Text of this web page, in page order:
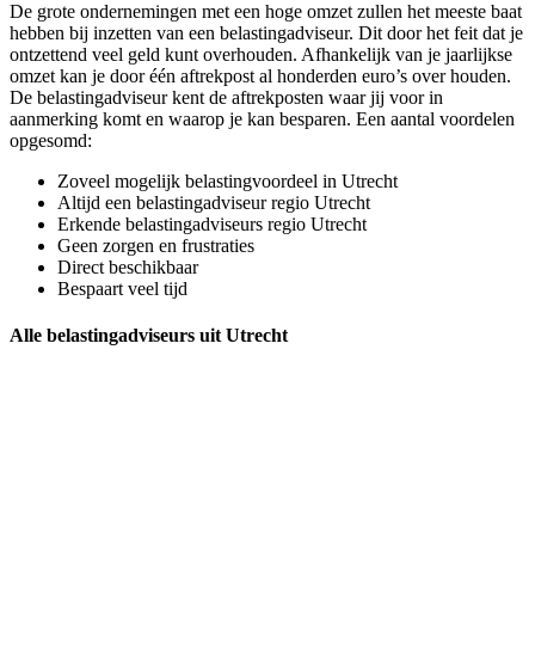
De grote ondernemingen met een hoge omzet zullen het meeste baat
hebben bij inzetten van een belastingadviseur. Dit door het feit dat je
ontzettend veel geld kunt overhouden. Afhankelijk van je jaarlijkse
omzet kan je door één aftrekpost al honderden euro’s over houden.
De belastingadviseur kent de aftrekposten waar jij voor in
aanmerking komt en waarop je kan besparen. Een aantal voordelen
opgesomd:
Zoveel mogelijk belastingvoordeel in Utrecht
Altijd een belastingadviseur regio Utrecht
Erkende belastingadviseurs regio Utrecht
Geen zorgen en frustraties
Direct beschikbaar
Bespaart veel tijd
Alle belastingadviseurs uit Utrecht